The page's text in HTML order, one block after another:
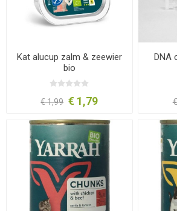
Kat alucup zalm & zeewier
bio
€ 1,99 € 1,79
DNA